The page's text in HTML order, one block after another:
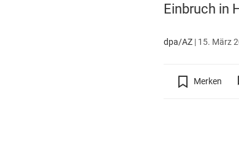
Einbruch in
dpa/AZ| 15. März
Merken